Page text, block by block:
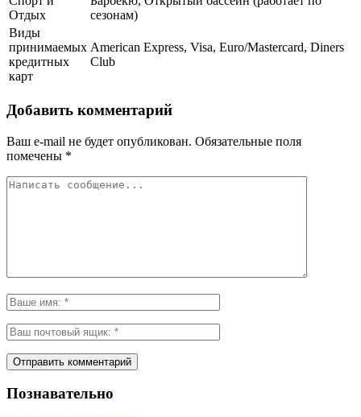
Отдых
сезонам)
Виды
принимаемых
кредитных
карт
American Express, Visa, Euro/Mastercard, Diners
Club
Добавить комментарий
Ваш e-mail не будет опубликован. Обязательные поля
помечены *
Познавательно